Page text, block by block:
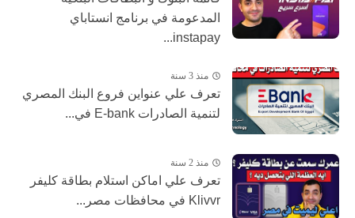
المدعومة في برنامج انستاباي
instapay...
منذ 3 سنة
تعرف علي عنواين فروع البنك المصري
لتنمية الصادرات E-bank في...
منذ 2 سنة
تعرف علي اماكن استلام بطاقة كليفر
Klivvr في محافظات مصر...